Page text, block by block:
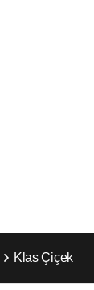
Klas Çiçek